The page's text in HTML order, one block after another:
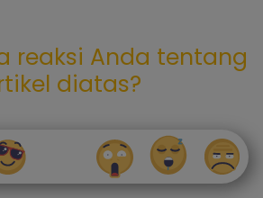
reaksi Anda tentang
diatas?